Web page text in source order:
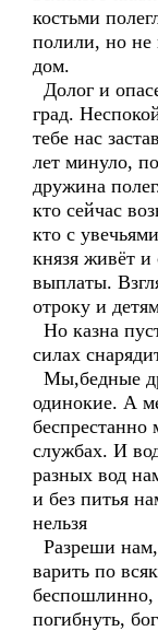
костьми
полили, но не
дом.
Долог и
град.
тебе нас
лет минуло,
дружина
кто сейчас
кто с
князя живёт и
выплаты.
отроку и
Но казна
силах
Мы,бедные
одинокие. А
службах. И
разных вод
и без питья
нельзя
Разреши
варить по
беспошлинно,
погибнуть,